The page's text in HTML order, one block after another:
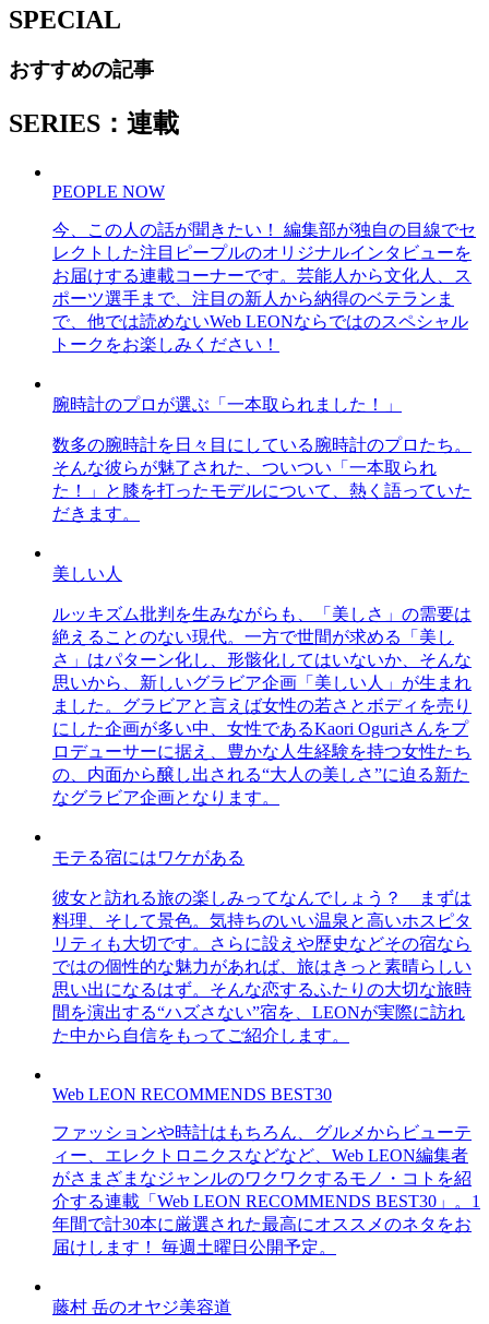
SPECIAL
おすすめの記事
SERIES：連載
PEOPLE NOW
今、この人の話が聞きたい！ 編集部が独自の目線でセ
レクトした注目ピープルのオリジナルインタビューを
お届けする連載コーナーです。芸能人から文化人、ス
ポーツ選手まで、注目の新人から納得のベテランま
で、他では読めないWeb LEONならではのスペシャル
トークをお楽しみください！
腕時計のプロが選ぶ「一本取られました！」
数多の腕時計を日々目にしている腕時計のプロたち。
そんな彼らが魅了された、ついつい「一本取られ
た！」と膝を打ったモデルについて、熱く語っていた
だきます。
美しい人
ルッキズム批判を生みながらも、「美しさ」の需要は
絶えることのない現代。一方で世間が求める「美し
さ」はパターン化し、形骸化してはいないか、そんな
思いから、新しいグラビア企画「美しい人」が生まれ
ました。グラビアと言えば女性の若さとボディを売り
にした企画が多い中、女性であるKaori Oguriさんをプ
ロデューサーに据え、豊かな人生経験を持つ女性たち
の、内面から醸し出される“大人の美しさ”に迫る新た
なグラビア企画となります。
モテる宿にはワケがある
彼女と訪れる旅の楽しみってなんでしょう？ まずは
料理、そして景色。気持ちのいい温泉と高いホスピタ
リティも大切です。さらに設えや歴史などその宿なら
ではの個性的な魅力があれば、旅はきっと素晴らしい
思い出になるはず。そんな恋するふたりの大切な旅時
間を演出する“ハズさない”宿を、LEONが実際に訪れ
た中から自信をもってご紹介します。
Web LEON RECOMMENDS BEST30
ファッションや時計はもちろん、グルメからビューテ
ィー、エレクトロニクスなどなど、Web LEON編集者
がさまざまなジャンルのワクワクするモノ・コトを紹
介する連載「Web LEON RECOMMENDS BEST30」。1
年間で計30本に厳選された最高にオススメのネタをお
届けします！ 毎週土曜日公開予定。
藤村 岳のオヤジ美容道